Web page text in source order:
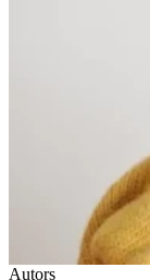
Autors